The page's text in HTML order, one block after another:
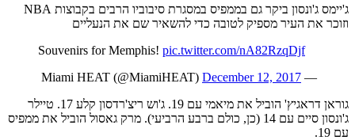
ג'יימס ג'ונסון ביקר גם בממפיס במסגרת סיבוביו הרבים בקבוצות NBA
וזוכר את העיר מספיק לטובה כדי להשאיר שם את הנעליים
Souvenirs for Memphis! pic.twitter.com/nA82RzqDjf
— Miami HEAT (@MiamiHEAT)
December 12, 2017
גוראן דראגיץ' הוביל את מיאמי עם 19. ג'וש ריצ'רדסון קלע 17. טיילר
ג'ונסון סיים עם 14 (כן, כולם ברבע הרביעי). מרק גאסול הוביל את ממפיס
עם 19.